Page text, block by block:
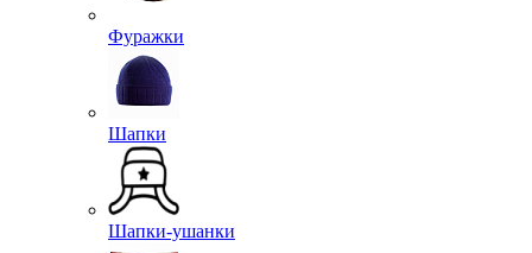
Фуражки
Шапки
Шапки-ушанки